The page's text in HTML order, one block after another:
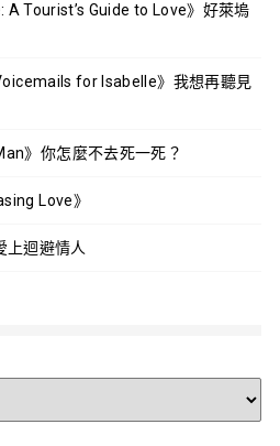
A Tourist’s Guide to Love》好萊塢
for Isabelle》我想再聽見
》你怎麼不去死一死？
Love》
上迴避情人